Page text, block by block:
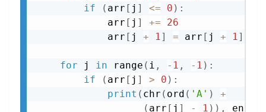
if
( arr [ j ] <= 0 ) :
            arr
[ j ] +=
26
            arr
[ j + 1] = arr [ j + 1]
for j in range ( i , - 1 , - 1 ) :
if
( arr [ j ] > 0 ) :
print ( chr ( ord ( 'A' )
+
( arr [ j ] - 1 ) ) , end